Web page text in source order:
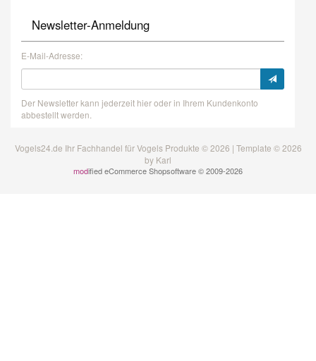
Newsletter-Anmeldung
E-Mail-Adresse:
Der Newsletter kann jederzeit hier oder in Ihrem Kundenkonto
abbestellt werden.
Vogels24.de Ihr Fachhandel für Vogels Produkte © 2026 | Template © 2026
by Karl
modified eCommerce Shopsoftware © 2009-2026